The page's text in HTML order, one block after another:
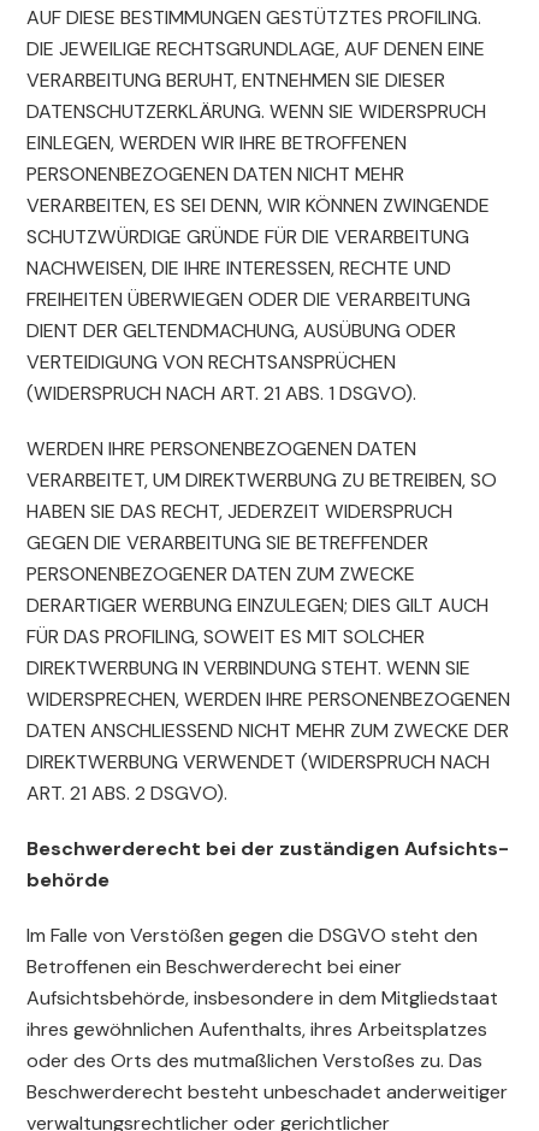
AUF DIESE BESTIMMUNGEN GESTÜTZTES PROFILING.
DIE JEWEILIGE RECHTSGRUNDLAGE, AUF DENEN EINE
VERARBEITUNG BERUHT, ENTNEHMEN SIE DIESER
DATENSCHUTZERKLÄRUNG. WENN SIE WIDERSPRUCH
EINLEGEN, WERDEN WIR IHRE BETROFFENEN
PERSONENBEZOGENEN DATEN NICHT MEHR
VERARBEITEN, ES SEI DENN, WIR KÖNNEN ZWINGENDE
SCHUTZWÜRDIGE GRÜNDE FÜR DIE VERARBEITUNG
NACHWEISEN, DIE IHRE INTERESSEN, RECHTE UND
FREIHEITEN ÜBERWIEGEN ODER DIE VERARBEITUNG
DIENT DER GELTENDMACHUNG, AUSÜBUNG ODER
VERTEIDIGUNG VON RECHTSANSPRÜCHEN
(WIDERSPRUCH NACH ART. 21 ABS. 1 DSGVO).
WERDEN IHRE PERSONENBEZOGENEN DATEN
VERARBEITET, UM DIREKTWERBUNG ZU BETREIBEN, SO
HABEN SIE DAS RECHT, JEDERZEIT WIDERSPRUCH
GEGEN DIE VERARBEITUNG SIE BETREFFENDER
PERSONENBEZOGENER DATEN ZUM ZWECKE
DERARTIGER WERBUNG EINZULEGEN; DIES GILT AUCH
FÜR DAS PROFILING, SOWEIT ES MIT SOLCHER
DIREKTWERBUNG IN VERBINDUNG STEHT. WENN SIE
WIDERSPRECHEN, WERDEN IHRE PERSONENBEZOGENEN
DATEN ANSCHLIESSEND NICHT MEHR ZUM ZWECKE DER
DIREKTWERBUNG VERWENDET (WIDERSPRUCH NACH
ART. 21 ABS. 2 DSGVO).
Beschwerde­recht bei der zuständigen Aufsichts­
behörde
Im Falle von Verstößen gegen die DSGVO steht den
Betroffenen ein Beschwerderecht bei einer
Aufsichtsbehörde, insbesondere in dem Mitgliedstaat
ihres gewöhnlichen Aufenthalts, ihres Arbeitsplatzes
oder des Orts des mutmaßlichen Verstoßes zu. Das
Beschwerderecht besteht unbeschadet anderweitiger
verwaltungsrechtlicher oder gerichtlicher